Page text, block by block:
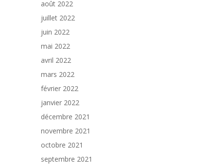
août 2022
juillet 2022
juin 2022
mai 2022
avril 2022
mars 2022
février 2022
janvier 2022
décembre 2021
novembre 2021
octobre 2021
septembre 2021